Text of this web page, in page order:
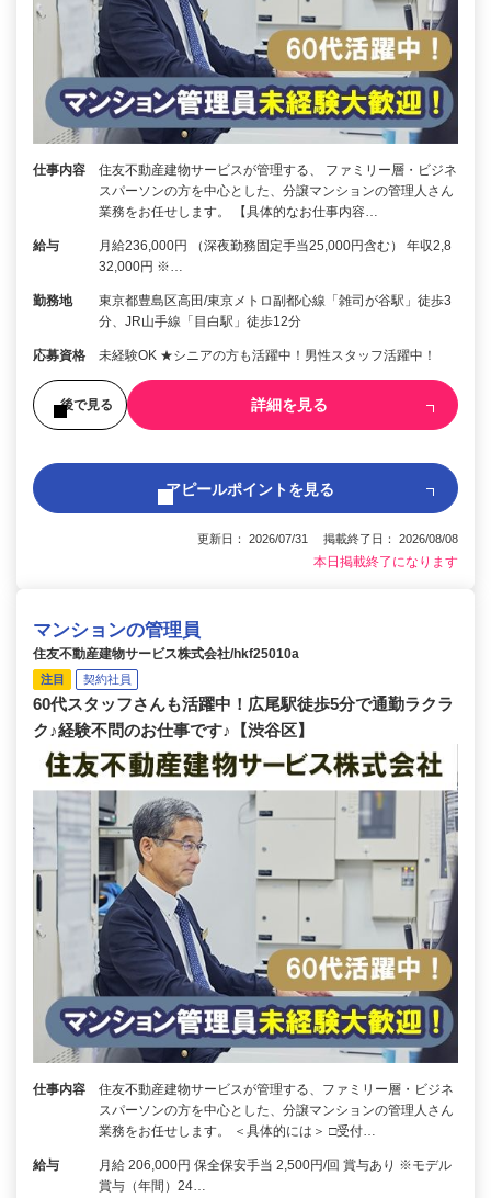
仕事内容
住友不動産建物サービスが管理する、 ファミリー層・ビジネ
スパーソンの方を中心とした、分譲マンションの管理人さん
業務をお任せします。 【具体的なお仕事内容…
給与
月給236,000円 （深夜勤務固定手当25,000円含む） 年収2,8
32,000円 ※…
勤務地
東京都豊島区高田/東京メトロ副都心線「雑司が谷駅」徒歩3
分、JR山手線「目白駅」徒歩12分
応募資格 未経験OK ★シニアの方も活躍中！男性スタッフ活躍中！
後で見る 詳細を見る
アピールポイントを見る
更新日： 2026/07/31 掲載終了日： 2026/08/08
本日掲載終了になります
マンションの管理員
住友不動産建物サービス株式会社/hkf25010a
注目 契約社員
60代スタッフさんも活躍中！広尾駅徒歩5分で通勤ラクラ
ク♪経験不問のお仕事です♪【渋谷区】
仕事内容
住友不動産建物サービスが管理する、ファミリー層・ビジネ
スパーソンの方を中心とした、分譲マンションの管理人さん
業務をお任せします。 ＜具体的には＞ □受付…
給与
月給 206,000円 保全保安手当 2,500円/回 賞与あり ※モデル
賞与（年間）24…